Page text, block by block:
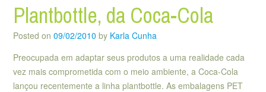
Plantbottle, da Coca-Cola
Posted on 09/02/2010 by Karla Cunha
Preocupada em adaptar seus produtos a uma realidade cada
vez mais comprometida com o meio ambiente, a Coca-Cola
lançou recentemente a linha plantbottle. As embalagens PET